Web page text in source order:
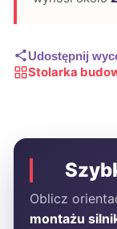
Udostępnij
Stolarka
Oblicz
montażu